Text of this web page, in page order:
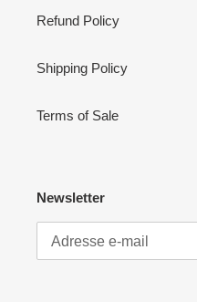
Refund Policy
Shipping Policy
Terms of Sale
Newsletter